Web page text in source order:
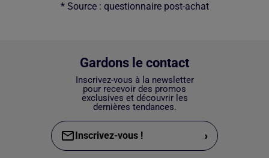
* Source : questionnaire post-achat
Gardons le contact
Inscrivez-vous à la newsletter
pour recevoir des promos
exclusives et découvrir les
dernières tendances.
Inscrivez-vous ! ›